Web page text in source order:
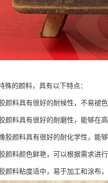
殊的颜料，具有以下特点：
颜料具有很好的耐候性，不易褪
颜料具有很好的耐磨性，能够在
胶颜料具有很好的耐化学性，能
颜料颜色鲜艳，可以根据需求进
颜料粘度适中，易于加工和涂布